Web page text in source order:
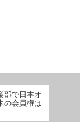
部で日本オ
の会員権は